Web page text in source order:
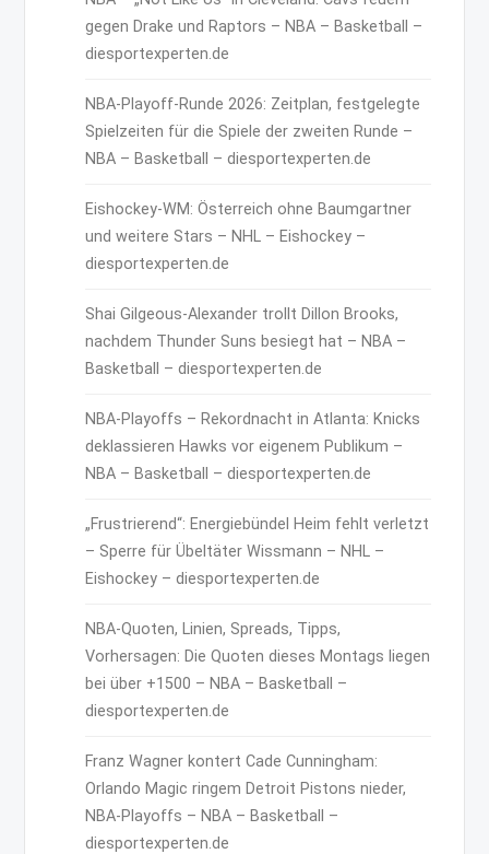
gegen Drake und Raptors – NBA – Basketball –
diesportexperten.de
NBA-Playoff-Runde 2026: Zeitplan, festgelegte
Spielzeiten für die Spiele der zweiten Runde –
NBA – Basketball – diesportexperten.de
Eishockey-WM: Österreich ohne Baumgartner
und weitere Stars – NHL – Eishockey –
diesportexperten.de
Shai Gilgeous-Alexander trollt Dillon Brooks,
nachdem Thunder Suns besiegt hat – NBA –
Basketball – diesportexperten.de
NBA-Playoffs – Rekordnacht in Atlanta: Knicks
deklassieren Hawks vor eigenem Publikum –
NBA – Basketball – diesportexperten.de
„Frustrierend“: Energiebündel Heim fehlt verletzt
– Sperre für Übeltäter Wissmann – NHL –
Eishockey – diesportexperten.de
NBA-Quoten, Linien, Spreads, Tipps,
Vorhersagen: Die Quoten dieses Montags liegen
bei über +1500 – NBA – Basketball –
diesportexperten.de
Franz Wagner kontert Cade Cunningham:
Orlando Magic ringem Detroit Pistons nieder,
NBA-Playoffs – NBA – Basketball –
diesportexperten.de